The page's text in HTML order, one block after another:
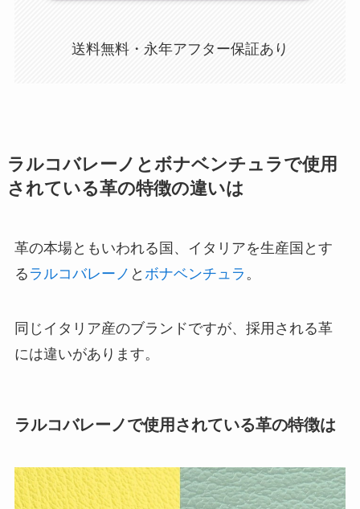
送料無料・永年アフター保証あり
ラルコバレーノとボナベンチュラで使用
されている革の特徴の違いは
革の本場ともいわれる国、イタリアを生産国とす
る ラルコバレーノ と ボナベンチュラ 。
同じイタリア産のブランドですが、採用される革
には違いがあります。
ラルコバレーノで使用されている革の特徴は